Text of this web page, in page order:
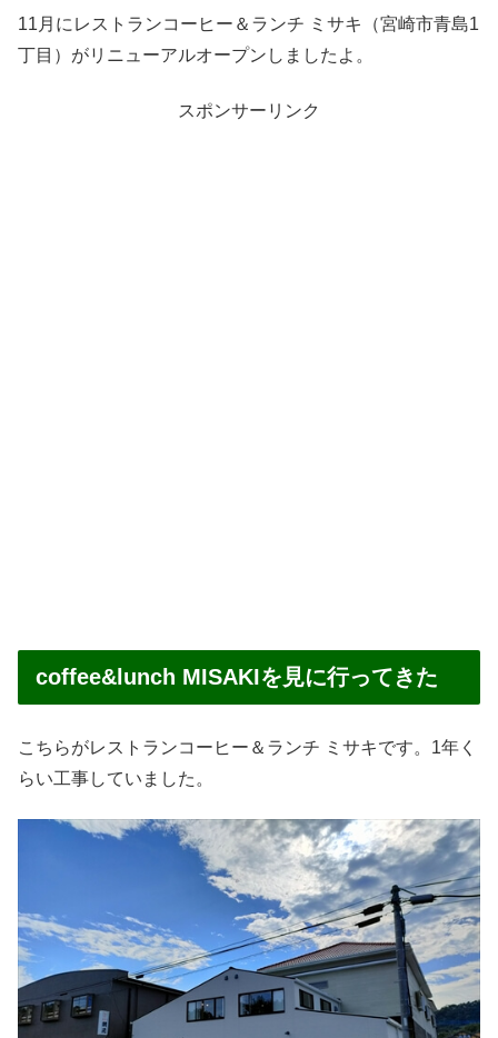
11月にレストランコーヒー＆ランチ ミサキ（宮崎市青島1
丁目）がリニューアルオープンしましたよ。
スポンサーリンク
coffee&lunch MISAKIを見に行ってきた
こちらがレストランコーヒー＆ランチ ミサキです。1年く
らい工事していました。